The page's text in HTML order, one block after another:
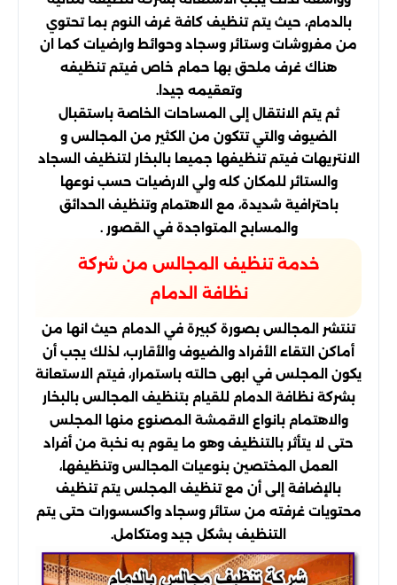
بالدمام، حيث يتم تنظيف كافة غرف النوم بما تحتوي
من مفروشات وستائر وسجاد وحوائط وارضيات كما ان
هناك غرف ملحق بها حمام خاص فيتم تنظيفه
وتعقيمه جيدا.
ثم يتم الانتقال إلى المساحات الخاصة باستقبال
الضيوف والتي تتكون من الكثير من المجالس و
الانتريهات فيتم تنظيفها جميعا بالبخار لتنظيف السجاد
والستائر للمكان كله ولي الارضيات حسب نوعها
باحترافية شديدة، مع الاهتمام وتنظيف الحدائق
والمسابح المتواجدة في القصور .
خدمة تنظيف المجالس من شركة
نظافة الدمام
تنتشر المجالس بصورة كبيرة في الدمام حيث انها من
أماكن التقاء الأفراد والضيوف والأقارب، لذلك يجب أن
يكون المجلس في ابهى حالته باستمرار، فيتم الاستعانة
بشركة نظافة الدمام للقيام بتنظيف المجالس بالبخار
والاهتمام بانواع الاقمشة المصنوع منها المجلس
حتى لا يتأثر بالتنظيف وهو ما يقوم به نخبة من أفراد
العمل المختصين بنوعيات المجالس وتنظيفها،
بالإضافة إلى أن مع تنظيف المجلس يتم تنظيف
محتويات غرفته من ستائر وسجاد واكسسورات حتى يتم
التنظيف بشكل جيد ومتكامل.